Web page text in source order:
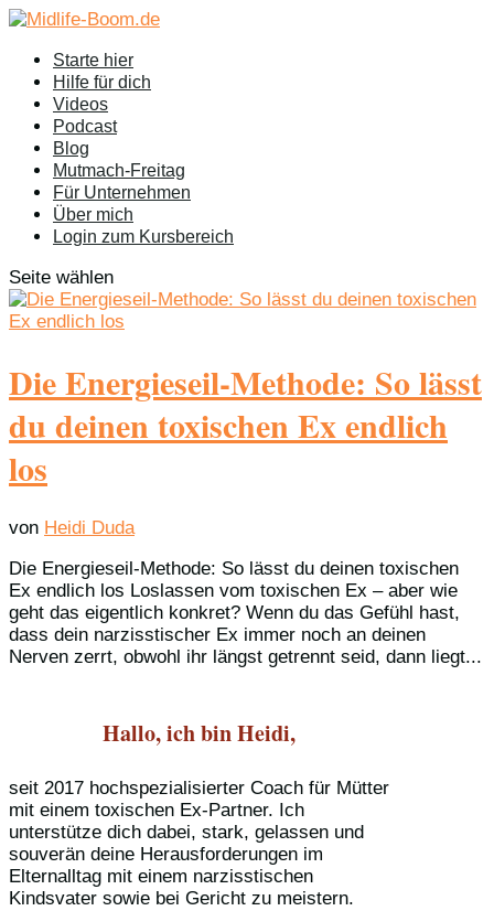
Starte hier
Hilfe für dich
Videos
Podcast
Blog
Mutmach-Freitag
Für Unternehmen
Über mich
Login zum Kursbereich
Seite wählen
Die Energieseil-Methode: So lässt
du deinen toxischen Ex endlich
los
von Heidi Duda
Die Energieseil-Methode: So lässt du deinen toxischen
Ex endlich los Loslassen vom toxischen Ex – aber wie
geht das eigentlich konkret? Wenn du das Gefühl hast,
dass dein narzisstischer Ex immer noch an deinen
Nerven zerrt, obwohl ihr längst getrennt seid, dann liegt...
Hallo, ich bin Heidi,
seit 2017 hochspezialisierter Coach für Mütter
mit einem toxischen Ex-Partner. Ich
unterstütze dich dabei, stark, gelassen und
souverän deine Herausforderungen im
Elternalltag mit einem narzisstischen
Kindsvater sowie bei Gericht zu meistern.